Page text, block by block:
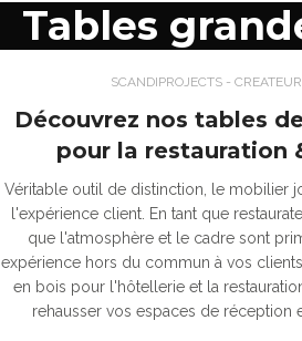
Tables
SCANDIPROJECTS -
Découvrez nos tables
pour la restauration
Véritable outil de distinction, le mobilier
l'expérience client. En tant que
que l'atmosphère et le cadre sont
expérience hors du commun à vos
en bois pour l'hôtellerie et la
rehausser vos espaces de réception